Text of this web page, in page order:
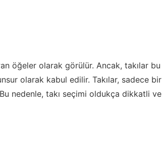
öğeler olarak görülür. Ancak, takılar bu
olarak kabul edilir. Takılar, sadece bir
nedenle, takı seçimi oldukça dikkatli ve